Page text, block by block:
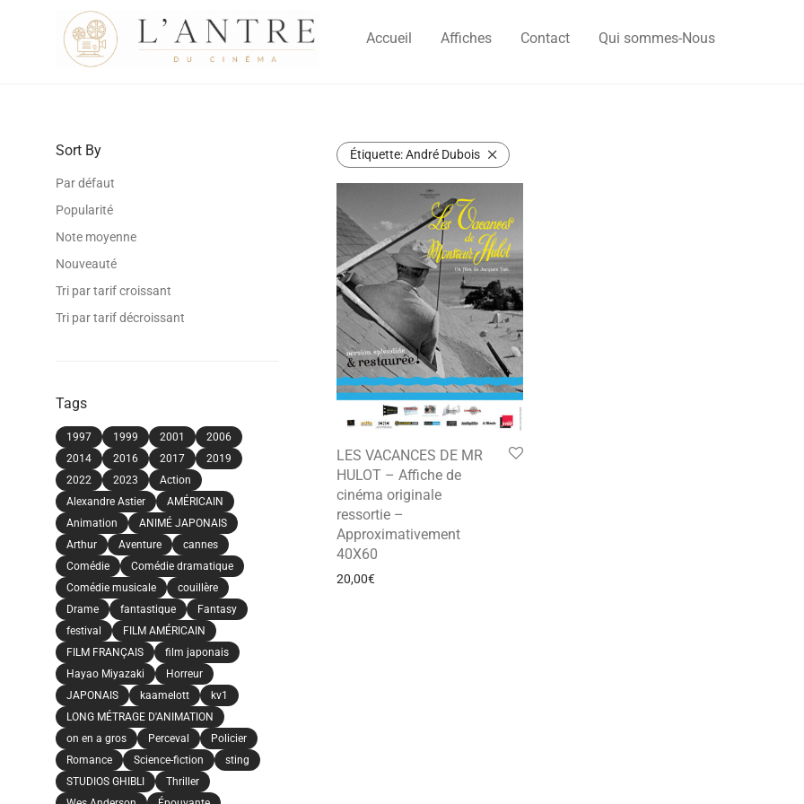
Accueil Affiches Contact Qui sommes-Nous
Sort By
Par défaut
Popularité
Note moyenne
Nouveauté
Tri par tarif croissant
Tri par tarif décroissant
Tags
1997 1999 2001
2006
2014
2016 2017
2019
2022
2023
Action
Alexandre Astier
AMÉRICAIN
Animation
ANIMÉ JAPONAIS
Arthur
Aventure
cannes
Comédie
Comédie dramatique
Comédie musicale
couillère
Drame
fantastique
Fantasy
festival
FILM AMÉRICAIN
FILM FRANÇAIS
film japonais
Hayao Miyazaki
Horreur
JAPONAIS
kaamelott
kv1
LONG MÉTRAGE D'ANIMATION
on en a gros
Perceval
Policier
Romance
Science-fiction
sting
STUDIOS GHIBLI
Thriller
Étiquette:André Dubois
LES VACANCES DE MR
HULOT – Affiche de
cinéma originale
ressortie –
Approximativement
40X60
20,00€